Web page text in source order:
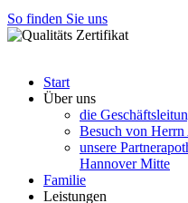
So finden Sie uns
Start
Über uns
die
Besuch von
unsere
Hannover Mitte
Familie
Leistungen